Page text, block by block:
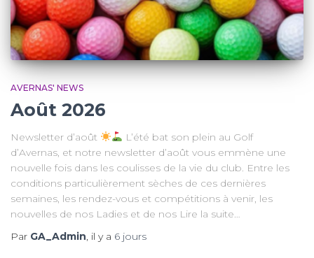
AVERNAS' NEWS
Août 2026
Newsletter d’août
L’été bat son plein au Golf
d’Avernas, et notre newsletter d’août vous emmène une
nouvelle fois dans les coulisses de la vie du club. Entre les
conditions particulièrement sèches de ces dernières
semaines, les rendez-vous et compétitions à venir, les
nouvelles de nos Ladies et de nos Lire la suite…
Par GA_Admin, il y a 6 jours